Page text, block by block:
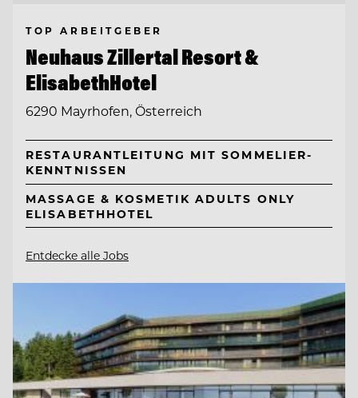
TOP ARBEITGEBER
Neuhaus Zillertal Resort &
ElisabethHotel
6290 Mayrhofen, Österreich
RESTAURANTLEITUNG MIT SOMMELIER-
KENNTNISSEN
MASSAGE & KOSMETIK ADULTS ONLY
ELISABETHHOTEL
Entdecke alle Jobs